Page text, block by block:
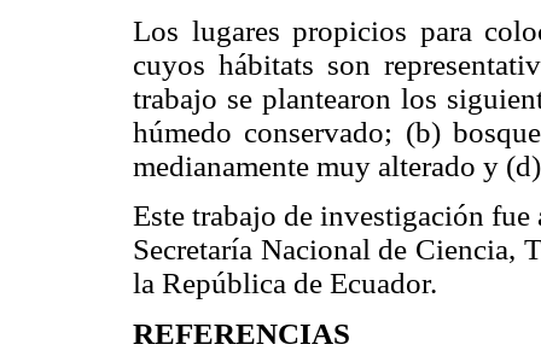
Los lugares propicios para
cuyos hábitats son
trabajo se plantearon los
húmedo conservado; (b)
medianamente muy alterado y
Este trabajo de investigación
Secretaría Nacional de Ciencia,
la República de Ecuador.
REFERENCIAS